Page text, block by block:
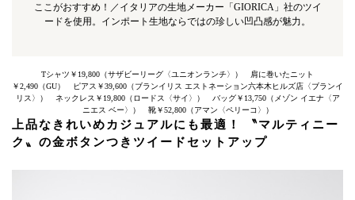
ここがおすすめ！／イタリアの生地メーカー「GIORICA」社のツイ
ードを使用。インポート生地ならではの珍しい凹凸感が魅力。
Tシャツ￥19,800（サザビーリーグ〈ユニオンランチ〉） 肩に巻いたニット
￥2,490（GU） ピアス￥39,600（ブランイリス エストネーション六本木ヒルズ店〈ブランイ
リス〉） ネックレス￥19,800（ロードス〈サイ〉） バッグ￥13,750（メゾン イエナ〈ア
ニエス ベー〉） 靴￥52,800（アマン〈ペリーコ〉）
上品なきれいめカジュアルにも最適！ 〝マルティニー
ク〟の金ボタンつきツイードセットアップ